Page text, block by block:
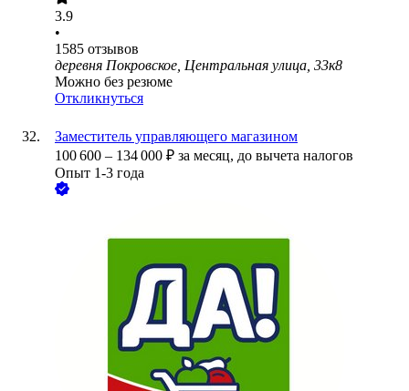
3.9
•
1585 отзывов
деревня Покровское, Центральная улица, 33к8
Можно без резюме
Откликнуться
Заместитель управляющего магазином
100 600 – 134 000 ₽ за месяц, до вычета налогов
Опыт 1-3 года